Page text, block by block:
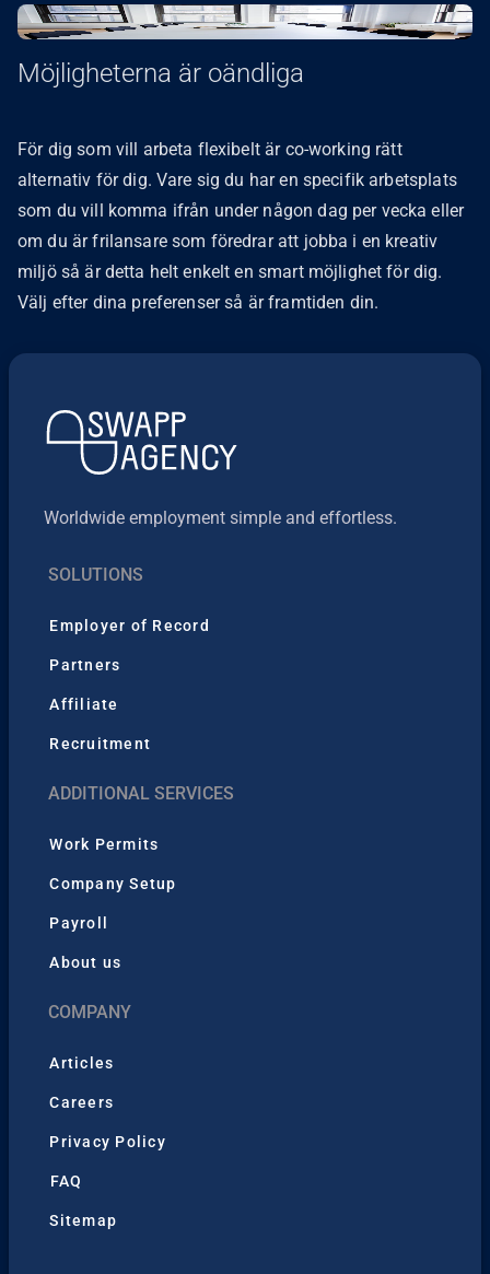
Möjligheterna är oändliga
För dig som vill arbeta flexibelt är co-working rätt
alternativ för dig. Vare sig du har en specifik arbetsplats
som du vill komma ifrån under någon dag per vecka eller
om du är frilansare som föredrar att jobba i en kreativ
miljö så är detta helt enkelt en smart möjlighet för dig.
Välj efter dina preferenser så är framtiden din.
Worldwide employment simple and effortless.
SOLUTIONS
Employer of Record
Partners
Affiliate
Recruitment
ADDITIONAL SERVICES
Work Permits
Company Setup
Payroll
About us
COMPANY
Articles
Careers
Privacy Policy
FAQ
Sitemap